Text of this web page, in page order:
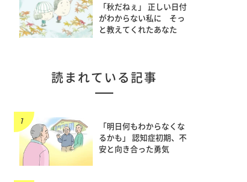
「秋だねぇ」 正しい日付
がわからない私に そっ
と教えてくれたあなた
読まれている記事
「明日何もわからなくな
るかも」 認知症初期、不
安と向き合った勇気